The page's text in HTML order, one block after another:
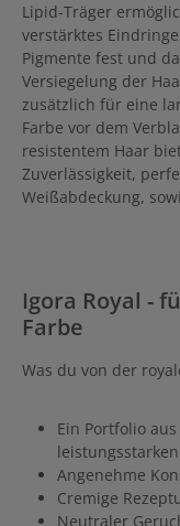
Lipid-Träger
verstärktes
Pigmente fest und
Versiegelung der
zusätzlich für eine
Farbe vor dem
resistentem Haar
Zuverlässigkeit,
Weißabdeckung,
Igora Royal -
Farbe
Was du von der
Ein Portfolio
Angenehme
Cremige
Neutraler